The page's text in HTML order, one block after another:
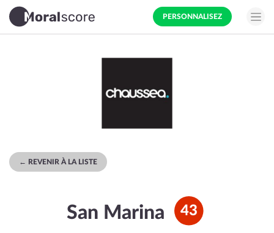
PERSONNALISEZ
← REVENIR À LA LISTE
San Marina 43